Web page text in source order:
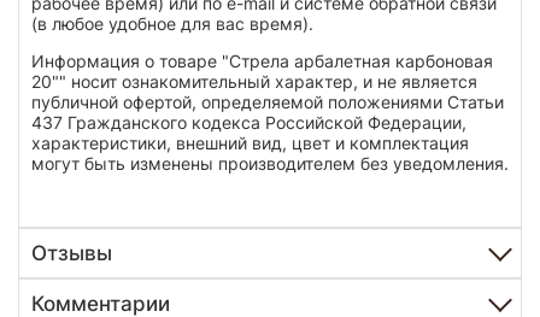
(в любое удобное для вас время).
Информация о товаре "Стрела арбалетная карбоновая
20"" носит ознакомительный характер, и не является
публичной офертой, определяемой положениями Статьи
437 Гражданского кодекса Российской Федерации,
характеристики, внешний вид, цвет и комплектация
могут быть изменены производителем без уведомления.
Отзывы
Комментарии